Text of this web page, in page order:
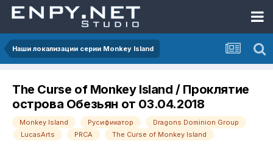
Наши локализации серии Monkey Island
The Curse of Monkey Island / Проклятие
острова Обезьян от 03.04.2018
Monkey Island Русификатор
Dragons Dominion Group
LucasArts
PRCA The Curse of Monkey Island